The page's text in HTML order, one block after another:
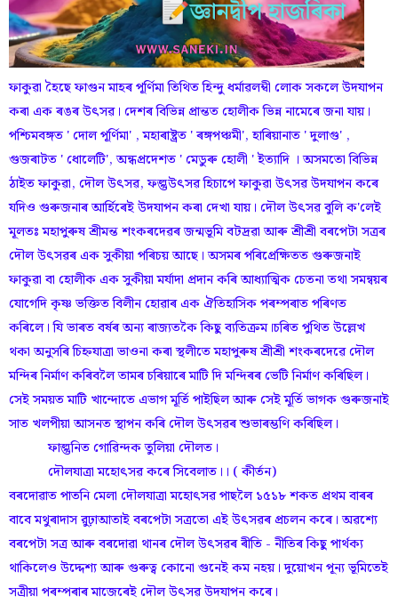
ফাকুৱা হৈছে ফাগুন মাহৰ পূৰ্ণিমা তিথিত হিন্দু ধৰ্মাৱলম্বী লোক সকলে উদযাপন
কৰা এক ৰঙৰ উৎসৱ। দেশৰ বিভিন্ন প্ৰান্তত হোলীক ভিন্ন নামেৰে জনা যায়।
পশ্চিমবঙ্গত ' দোল পূৰ্ণিমা' , মহাৰাষ্ট্ৰত ' ৰঙ্গপঞ্চমী', হাৰিয়ানাত ' দুলাগু' ,
গুজৰাটত ' ধোলেটি', অন্ধপ্ৰদেশত ' মেডুৰু হোলী ' ইত্যাদি । অসমতো বিভিন্ন
ঠাইত ফাকুৱা, দৌল উৎসৱ, ফল্গুউৎসৱ হিচাপে ফাকুৱা উৎসৱ উদযাপন কৰে
যদিও গুৰুজনাৰ আৰ্হিৰেই উদযাপন কৰা দেখা যায়। দৌল উৎসৱ বুলি ক'লেই
মূলতঃ মহাপুৰুষ শ্ৰীমন্ত শংকৰদেৱৰ জন্মভূমি বটদ্ৰৱা আৰু শ্ৰীশ্ৰী বৰপেটা সত্ৰৰ
দৌল উৎসৱৰ এক সুকীয়া পৰিচয় আছে। অসমৰ পৰিপ্ৰেক্ষিতত গুৰুজনাই
ফাকুৱা বা হোলীক এক সুকীয়া মৰ্যাদা প্ৰদান কৰি আধ্যাত্মিক চেতনা তথা সমন্বয়ৰ
যোগেদি কৃষ্ণ ভক্তিত বিলীন হোৱাৰ এক ঐতিহাসিক পৰম্পৰাত পৰিণত
কৰিলে। যি ভাৰত বৰ্ষৰ অন্য ৰাজ্যতকৈ কিছু ব্যতিক্রম।চৰিত পুথিত উল্লেখ
থকা অনুসৰি চিহ্নযাত্ৰা ভাওনা কৰা স্থলীতে মহাপুৰুষ শ্ৰীশ্ৰী শংকৰদেৱে দৌল
মন্দিৰ নিৰ্মাণ কৰিবলৈ তামৰ চৰিয়াৰে মাটি দি মন্দিৰৰ ভেটি নিৰ্মাণ কৰিছিল।
সেই সময়ত মাটি খান্দোতে এভাগ মূৰ্তি পাইছিল আৰু সেই মূৰ্তি ভাগক গুৰুজনাই
সাত খলপীয়া আসনত স্থাপন কৰি দৌল উৎসৱৰ শুভাৰম্ভণি কৰিছিল।
ফাল্গুনিত গোৱিন্দক তুলিয়া দৌলত।
দৌলযাত্ৰা মহোৎসৱ কৰে সিবেলাত।। ( কীৰ্তন)
বৰদোৱাত পাতনি মেলা দৌলযাত্ৰা মহোৎসৱ পাছলৈ ১৫১৮ শকত প্ৰথম বাৰৰ
বাবে মথুৰাদাস বু়ঢ়াআতাই বৰপেটা সত্ৰতো এই উৎসৱৰ প্ৰচলন কৰে। অৱশ্যে
বৰপেটা সত্ৰ আৰু বৰদোৱা থানৰ দৌল উৎসৱৰ ৰীতি - নীতিৰ কিছু পাৰ্থক্য
থাকিলেও উদ্দেশ্য আৰু গুৰুত্ব কোনো গুনেই কম নহয়। দুয়োখন পূন্য ভূমিতেই
সত্ৰীয়া পৰম্পৰাৰ মাজেৰেই দৌল উৎসৱ উদযাপন কৰে।